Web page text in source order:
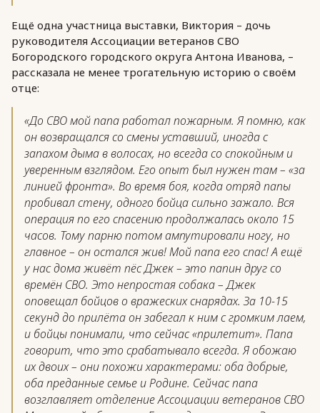
Ещё одна участница выставки, Виктория – дочь
руководителя Ассоциации ветеранов СВО
Богородского городского округа Антона Иванова, –
рассказала не менее трогательную историю о своём
отце:
«До СВО мой папа работал пожарным. Я помню, как
он возвращался со смены уставший, иногда с
запахом дыма в волосах, но всегда со спокойным и
уверенным взглядом. Его опыт был нужен там – «за
линией фронта». Во время боя, когда отряд папы
пробивал стену, одного бойца сильно зажало. Вся
операция по его спасению продолжалась около 15
часов. Тому парню потом ампутировали ногу, но
главное – он остался жив! Мой папа его спас! А ещё
у нас дома живёт пёс Джек – это папин друг со
времён СВО. Это непростая собака – Джек
оповещал бойцов о вражеских снарядах. За 10-15
секунд до прилёта он забегал к ним с громким лаем,
и бойцы понимали, что сейчас «прилетит». Папа
говорит, что это срабатывало всегда. Я обожаю
их двоих – они похожи характерами: оба добрые,
оба преданные семье и Родине. Сейчас папа
возглавляет отделение Ассоциации ветеранов СВО